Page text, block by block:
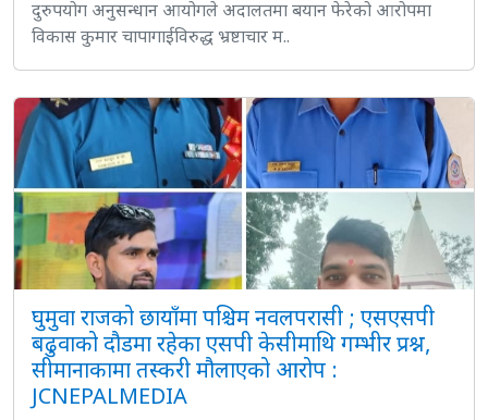
दुरुपयोग अनुसन्धान आयोगले अदालतमा बयान फेरेको आरोपमा
विकास कुमार चापागाईविरुद्ध भ्रष्टाचार म..
घुमुवा राजको छायाँमा पश्चिम नवलपरासी ; एसएसपी
बढुवाको दौडमा रहेका एसपी केसीमाथि गम्भीर प्रश्न,
सीमानाकामा तस्करी मौलाएको आरोप :
JCNEPALMEDIA